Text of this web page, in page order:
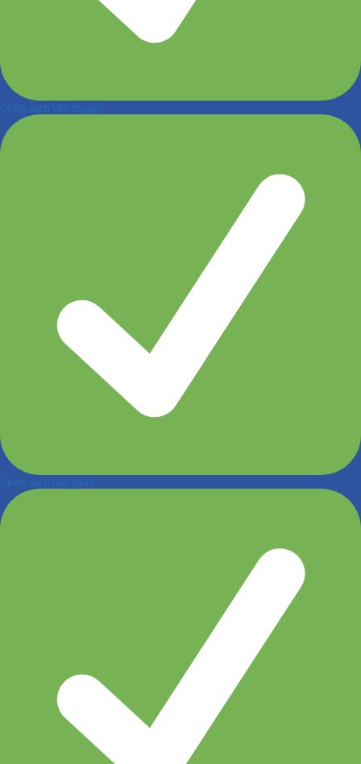
Chính sách vận chuyển
Chính sách bảo hành